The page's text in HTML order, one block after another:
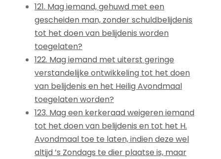
121. Mag iemand, gehuwd met een
gescheiden man, zonder schuldbelijdenis
tot het doen van belijdenis worden
toegelaten?
122. Mag iemand met uiterst geringe
verstandelijke ontwikkeling tot het doen
van belijdenis en het Heilig Avondmaal
toegelaten worden?
123. Mag een kerkeraad weigeren iemand
tot het doen van belijdenis en tot het H.
Avondmaal toe te laten, indien deze wel
altijd ’s Zondags te dier plaatse is, maar